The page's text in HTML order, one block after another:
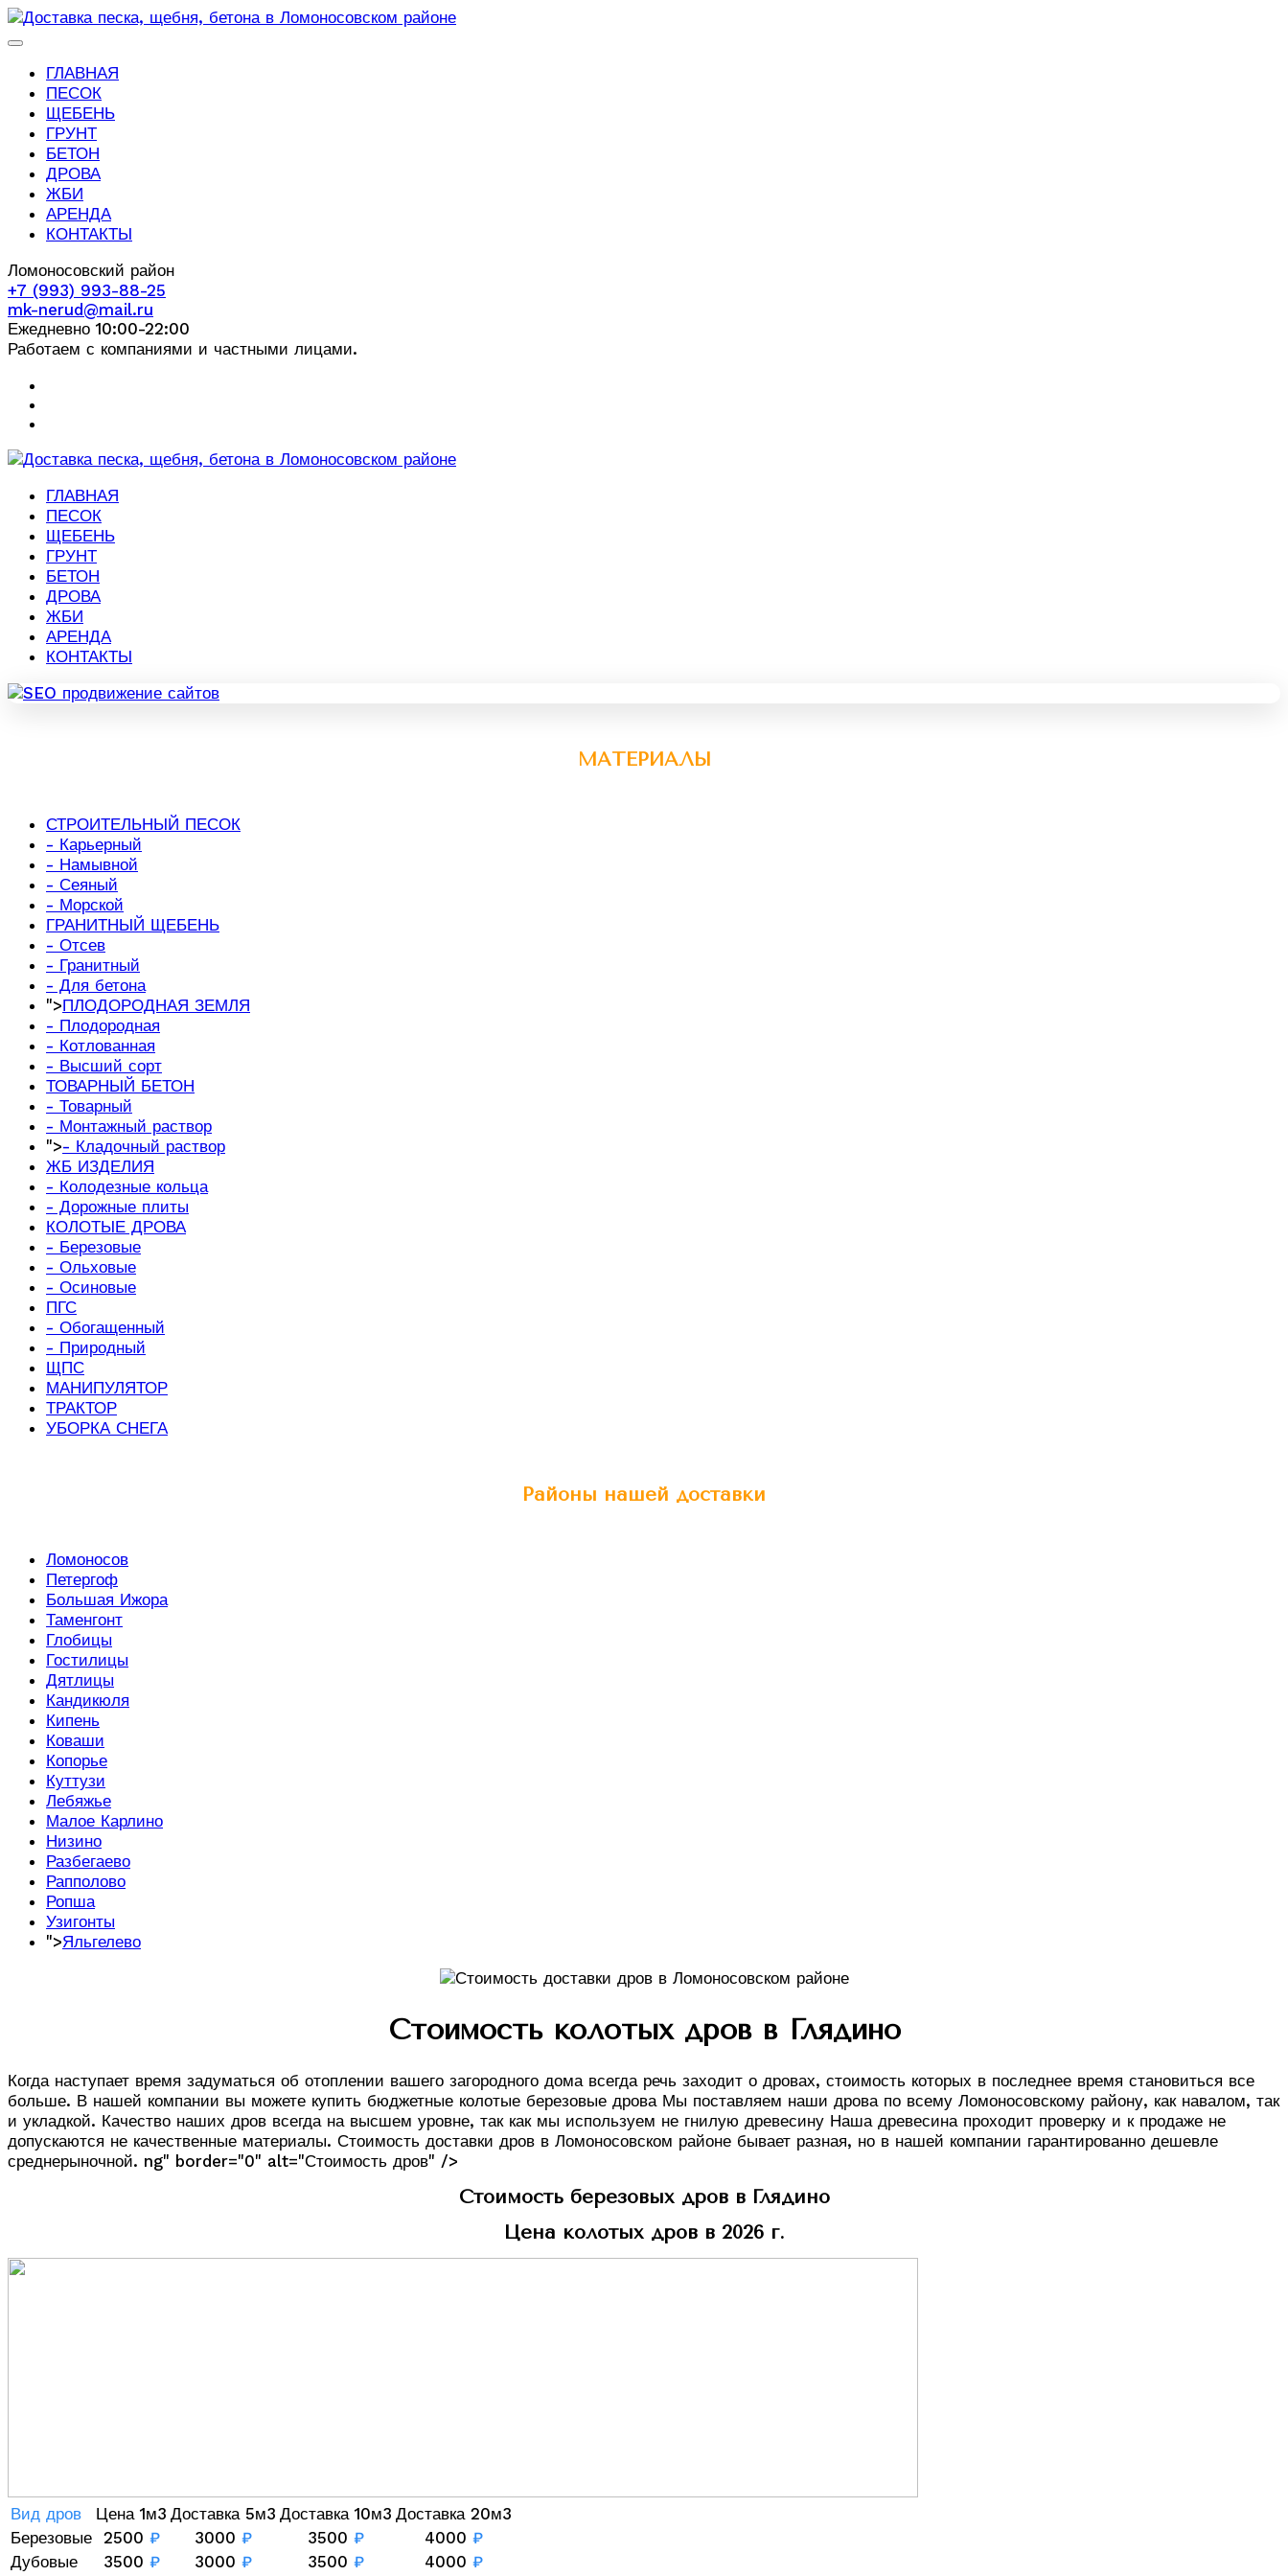
ГЛАВНАЯ
ПЕСОК
ЩЕБЕНЬ
ГРУНТ
БЕТОН
ДРОВА
ЖБИ
АРЕНДА
КОНТАКТЫ
Ломоносовский район
+7 (993) 993-88-25
mk-nerud@mail.ru
Ежедневно 10:00-22:00
Работаем с компаниями и частными лицами.
ГЛАВНАЯ
ПЕСОК
ЩЕБЕНЬ
ГРУНТ
БЕТОН
ДРОВА
ЖБИ
АРЕНДА
КОНТАКТЫ
МАТЕРИАЛЫ
СТРОИТЕЛЬНЫЙ ПЕСОК
- Карьерный
- Намывной
- Сеяный
- Морской
ГРАНИТНЫЙ ЩЕБЕНЬ
- Отсев
- Гранитный
- Для бетона
">ПЛОДОРОДНАЯ ЗЕМЛЯ
- Плодородная
- Котлованная
- Высший сорт
ТОВАРНЫЙ БЕТОН
- Товарный
- Монтажный раствор
">- Кладочный раствор
ЖБ ИЗДЕЛИЯ
- Колодезные кольца
- Дорожные плиты
КОЛОТЫЕ ДРОВА
- Березовые
- Ольховые
- Осиновые
ПГС
- Обогащенный
- Природный
ЩПС
МАНИПУЛЯТОР
ТРАКТОР
УБОРКА СНЕГА
Районы нашей доставки
Ломоносов
Петергоф
Большая Ижора
Таменгонт
Глобицы
Гостилицы
Дятлицы
Кандикюля
Кипень
Коваши
Копорье
Куттузи
Лебяжье
Малое Карлино
Низино
Разбегаево
Рапполово
Ропша
Узигонты
">Яльгелево
Стоимость колотых дров в Глядино
Когда наступает время задуматься об отоплении вашего загородного дома всегда речь заходит о дровах, стоимость которых в последнее время становиться все
больше. В нашей компании вы можете купить бюджетные колотые березовые дрова Мы поставляем наши дрова по всему Ломоносовскому району, как навалом, так
и укладкой. Качество наших дров всегда на высшем уровне, так как мы используем не гнилую древесину Наша древесина проходит проверку и к продаже не
допускаются не качественные материалы. Стоимость доставки дров в Ломоносовском районе бывает разная, но в нашей компании гарантированно дешевле
среднерыночной. ng" border="0" alt="Стоимость дров" />
Стоимость березовых дров в Глядино
Цена колотых дров в 2026 г.
Вид дров Цена 1м3 Доставка 5м3 Доставка 10м3 Доставка 20м3
Березовые 2500 ₽ 3000 ₽ 3500 ₽ 4000 ₽
Дубовые
3500 ₽ 3000 ₽ 3500 ₽ 4000 ₽